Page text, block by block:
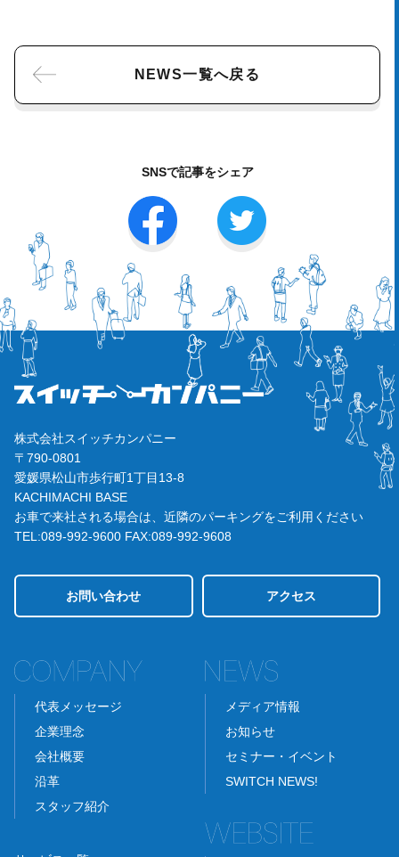
NEWS一覧へ戻る
SNSで記事をシェア
株式会社スイッチカンパニー
〒790-0801
愛媛県松山市歩行町1丁目13-8
KACHIMACHI BASE
お車で来社される場合は、近隣のパーキングをご利用ください
TEL:089-992-9600 FAX:089-992-9608
お問い合わせ アクセス
代表メッセージ
企業理念
会社概要
沿革
スタッフ紹介
メディア情報
お知らせ
セミナー・イベント
SWITCH NEWS!